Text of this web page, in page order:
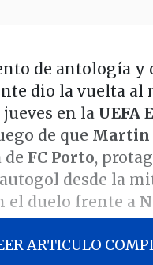
de antología y
dio la vuelta al
en la UEFA
de que Martin
FC Porto,
desde la
el duelo frente a
ARTICULO